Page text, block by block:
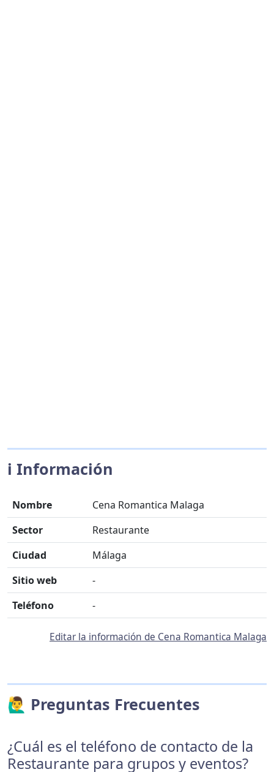
ℹ️ Información
Nombre
Cena Romantica Malaga
Sector
Restaurante
Ciudad
Málaga
Sitio web
-
Teléfono
-
Editar la información de Cena Romantica Malaga
🙋‍♂️ Preguntas Frecuentes
¿Cuál es el teléfono de contacto de la
Restaurante para grupos y eventos?